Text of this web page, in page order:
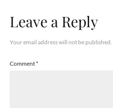
Leave a Reply
Your email address will not be published.
Comment*